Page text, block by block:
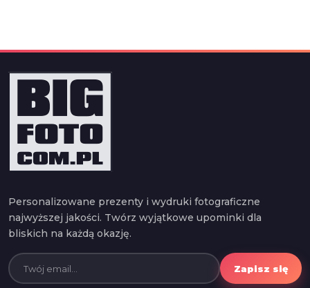
Personalizowane prezenty i wydruki fotograficzne
najwyższej jakości. Twórz wyjątkowe upominki dla
bliskich na każdą okazję.
Zapisz się